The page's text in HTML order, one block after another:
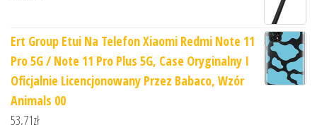
Ert Group Etui Na Telefon Xiaomi Redmi Note 11
Pro 5G / Note 11 Pro Plus 5G, Case Oryginalny I
Oficjalnie Licencjonowany Przez Babaco, Wzór
Animals 00
53,71zł